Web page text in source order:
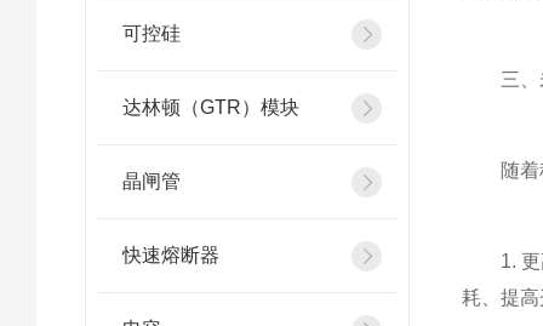
可控硅
达林顿（GTR）模块
晶闸管
快速熔断器
三、
随着科
1. 更高
耗、提